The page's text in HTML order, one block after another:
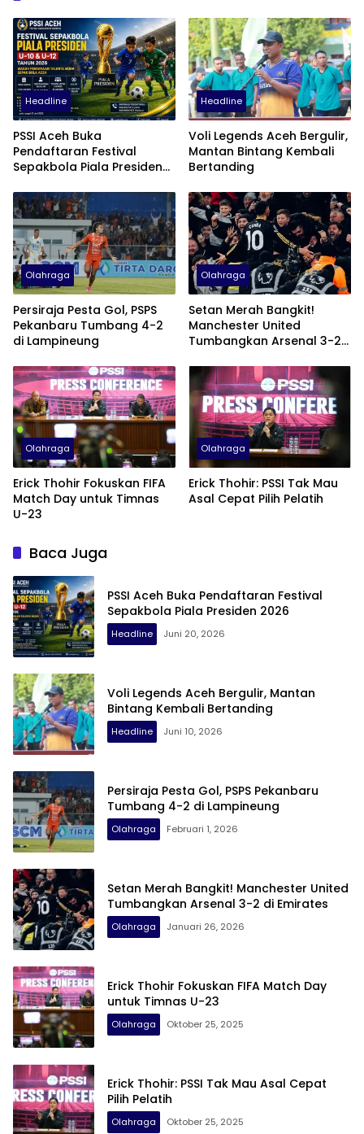
Headline
PSSI Aceh Buka
Pendaftaran Festival
Sepakbola Piala Presiden
Headline
Voli Legends Aceh Bergulir,
Mantan Bintang Kembali
Bertanding
Olahraga
Persiraja Pesta Gol, PSPS
Pekanbaru Tumbang 4-2
di Lampineung
Olahraga
Setan Merah Bangkit!
Manchester United
Tumbangkan Arsenal 3-2
Olahraga
Erick Thohir Fokuskan FIFA
Match Day untuk Timnas
U-23
Olahraga
Erick Thohir: PSSI Tak Mau
Asal Cepat Pilih Pelatih
Baca Juga
PSSI Aceh Buka Pendaftaran Festival
Sepakbola Piala Presiden 2026
Headline Juni 20, 2026
Voli Legends Aceh Bergulir, Mantan
Bintang Kembali Bertanding
Headline Juni 10, 2026
Persiraja Pesta Gol, PSPS Pekanbaru
Tumbang 4-2 di Lampineung
Olahraga Februari 1, 2026
Setan Merah Bangkit! Manchester United
Tumbangkan Arsenal 3-2 di Emirates
Olahraga Januari 26, 2026
Erick Thohir Fokuskan FIFA Match Day
untuk Timnas U-23
Olahraga Oktober 25, 2025
Erick Thohir: PSSI Tak Mau Asal Cepat
Pilih Pelatih
Olahraga Oktober 25, 2025